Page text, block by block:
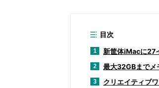
目次
1 新筐体iMacに27
2 最大32GBまでメ
3 クリエイティブ